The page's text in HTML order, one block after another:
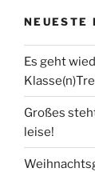
NEUESTE
Es geht
Großes
leise!